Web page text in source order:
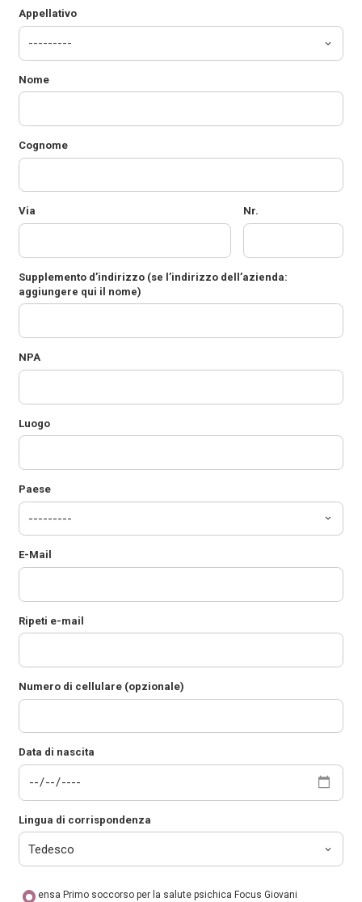
Appellativo
Nome
Cognome
Via Nr.
Supplemento d’indirizzo (se l’indirizzo dell’azienda:
aggiungere qui il nome)
NPA
Luogo
Paese
E-Mail
Ripeti e-mail
Numero di cellulare (opzionale)
Data di nascita
Lingua di corrispondenza
ensa Primo soccorso per la salute psichica Focus Giovani